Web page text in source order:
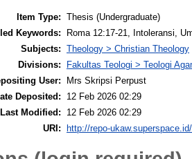
Item Type: Thesis (Undergraduate)
Keywords:
Roma 12:17-21, Intoleransi,
Subjects: Theology > Christian Theology
Divisions:
Fakultas Teologi > Teologi
User:
Mrs Skripsi Perpust
Deposited:
12 Feb 2026 02:29
Last Modified:
12 Feb 2026 02:29
URI:
http://repo-